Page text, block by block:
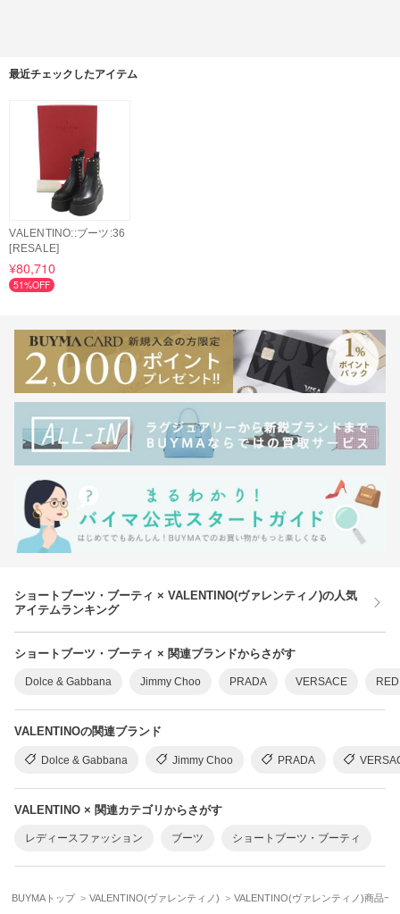
最近チェックしたアイテム
VALENTINO::ブーツ:36
[RESALE]
¥80,710
51%OFF
ショートブーツ・ブーティ × VALENTINO(ヴァレンティノ)の人気
アイテムランキング
ショートブーツ・ブーティ × 関連ブランドからさがす
Dolce & Gabbana Jimmy Choo PRADA VERSACE
VALENTINOの関連ブランド
Dolce & Gabbana Jimmy Choo PRADA
VALENTINO × 関連カテゴリからさがす
レディースファッション ブーツ ショートブーツ・ブーティ
BUYMAトップ VALENTINO(ヴァレンティノ) VALENTINO(ヴァレンティノ)商品一